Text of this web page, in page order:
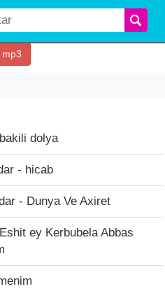
dolya
- hicab
- Dunya Ve Axiret
ey Kerbubela Abbas